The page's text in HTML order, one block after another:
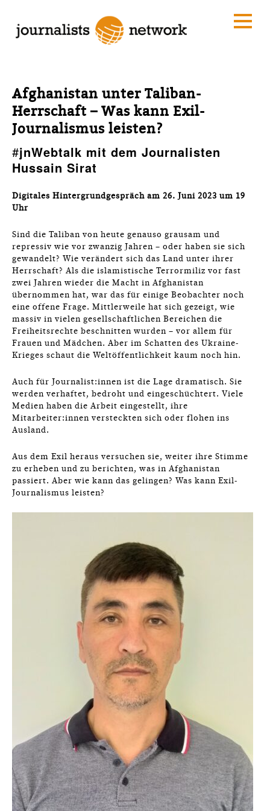
Afghanistan unter Taliban-
Herrschaft – Was kann Exil-
Journalismus leisten?
#jnWebtalk mit dem Journalisten
Hussain Sirat
Digitales Hintergrundgespräch am 26. Juni 2023 um 19
Uhr
Sind die Taliban von heute genauso grausam und
repressiv wie vor zwanzig Jahren – oder haben sie sich
gewandelt? Wie verändert sich das Land unter ihrer
Herrschaft? Als die islamistische Terrormiliz vor fast
zwei Jahren wieder die Macht in Afghanistan
übernommen hat, war das für einige Beobachter noch
eine offene Frage. Mittlerweile hat sich gezeigt, wie
massiv in vielen gesellschaftlichen Bereichen die
Freiheitsrechte beschnitten wurden – vor allem für
Frauen und Mädchen. Aber im Schatten des Ukraine-
Krieges schaut die Weltöffentlichkeit kaum noch hin.
Auch für Journalist:innen ist die Lage dramatisch. Sie
werden verhaftet, bedroht und eingeschüchtert. Viele
Medien haben die Arbeit eingestellt, ihre
Mitarbeiter:innen versteckten sich oder flohen ins
Ausland.
Aus dem Exil heraus versuchen sie, weiter ihre Stimme
zu erheben und zu berichten, was in Afghanistan
passiert. Aber wie kann das gelingen? Was kann Exil-
Journalismus leisten?